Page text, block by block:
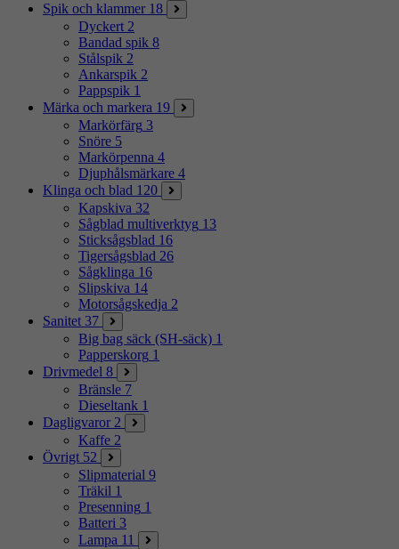
Spik och klammer 18
Dyckert 2
Bandad spik 8
Stålspik 2
Ankarspik 2
Pappspik 1
Märka och markera 19
Markörfärg 3
Snöre 5
Markörpenna 4
Djuphålsmärkare 4
Klinga och blad 120
Kapskiva 32
Sågblad multiverktyg 13
Sticksågsblad 16
Tigersågsblad 26
Sågklinga 16
Slipskiva 14
Motorsågskedja 2
Sanitet 37
Big bag säck (SH-säck) 1
Papperskorg 1
Drivmedel 8
Bränsle 7
Dieseltank 1
Dagligvaror 2
Kaffe 2
Övrigt 52
Slipmaterial 9
Träkil 1
Presenning 1
Batteri 3
Lampa 11